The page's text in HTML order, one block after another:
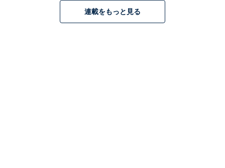
ラッシュ時をのぞくと1時間4本体制から3本へと減便と
連載をもっと見る